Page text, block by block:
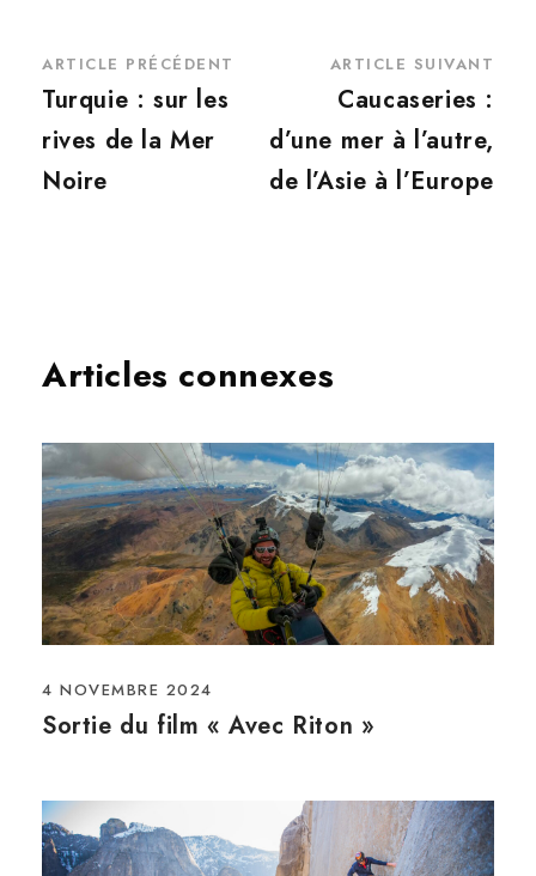
ARTICLE PRÉCÉDENT
Turquie : sur les
rives de la Mer
Noire
ARTICLE SUIVANT
Caucaseries :
d’une mer à l’autre,
de l’Asie à l’Europe
Articles connexes
4 NOVEMBRE 2024
Sortie du film « Avec Riton »